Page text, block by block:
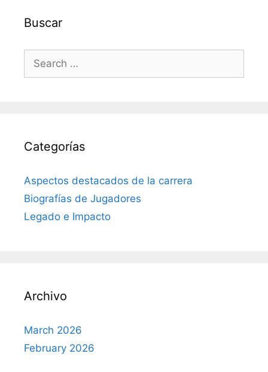
Buscar
Search
for:
Categorías
Aspectos destacados de la carrera
Biografías de Jugadores
Legado e Impacto
Archivo
March 2026
February 2026